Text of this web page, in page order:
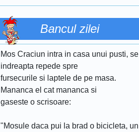
Bancul zilei
Mos Craciun intra in casa unui pusti, se
indreapta repede spre
fursecurile si laptele de pe masa.
Mananca el cat mananca si
gaseste o scrisoare:
"Mosule daca pui la brad o bicicleta, un